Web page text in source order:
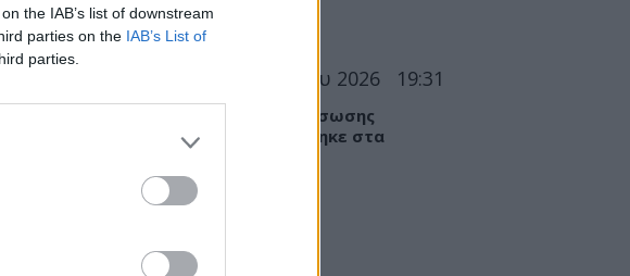
the IAB’s list of downstream
parties on the IAB’s List of
parties.
05 Αυγούστου 2026 19:31
Γλυφάδα: Επιχείρηση διάσωσης
45χρονου που παρασύρθηκε στα